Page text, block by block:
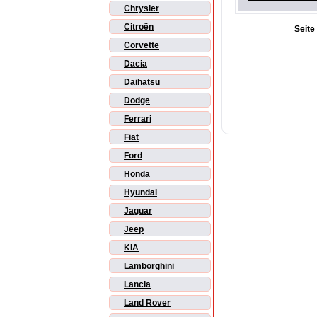
Chrysler
Citroën
Corvette
Dacia
Daihatsu
Dodge
Ferrari
Fiat
Ford
Honda
Hyundai
Jaguar
Jeep
KIA
Lamborghini
Lancia
Land Rover
Seite